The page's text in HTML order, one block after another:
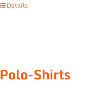
Details
Polo-Shirts